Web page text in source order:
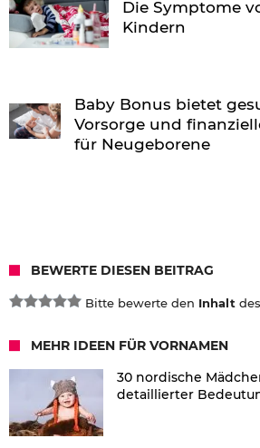
Die Symptome
Kindern
Baby Bonus bietet
Vorsorge und
für Neugeborene
BEWERTE DIESEN BEITRAG
Bitte bewerte den Inhalt
MEHR IDEEN FÜR VORNAMEN
30 nordische
detaillierter